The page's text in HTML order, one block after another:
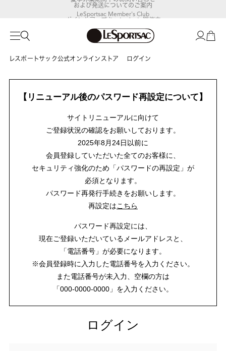
LeSportsac Member's Club
ポイントアップキャンペーン開催中
および発送についてのご案内
レスポートサック公式オンラインストア ログイン
【リニューアル後のパスワード再設定について】
サイトリニューアルに向けて
ご登録状況の確認をお願いしております。
2025年8月24日以前に
会員登録していただいた全てのお客様に、
セキュリティ強化のため「パスワードの再設定」が
必須となります。
パスワード再発行手続きをお願いします。
再設定はこちら
パスワード再設定には、
現在ご登録いただいているメールアドレスと、
「電話番号」が必要になります。
※会員登録時に入力した電話番号を入力ください。
また電話番号が未入力、空欄の方は
「000-0000-0000」を入力ください。
ログイン